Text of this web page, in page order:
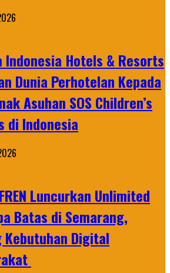
Indonesia Hotels & Resorts
Dunia Perhotelan Kepada
Asuhan SOS Children’s
di Indonesia
Luncurkan Unlimited
Batas di Semarang,
Kebutuhan Digital